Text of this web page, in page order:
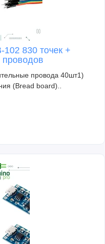
830 точек +
проводов
провода 40шт1)
(Bread board)..